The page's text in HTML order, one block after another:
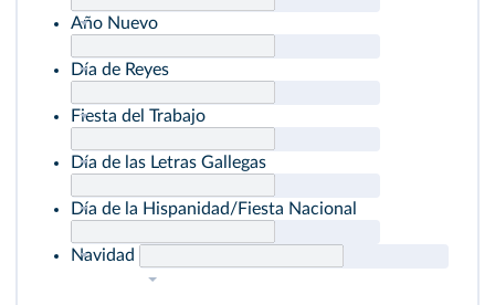
Año Nuevo
Día de Reyes
Fiesta del Trabajo
Día de las Letras Gallegas
Día de la Hispanidad/Fiesta Nacional
Navidad